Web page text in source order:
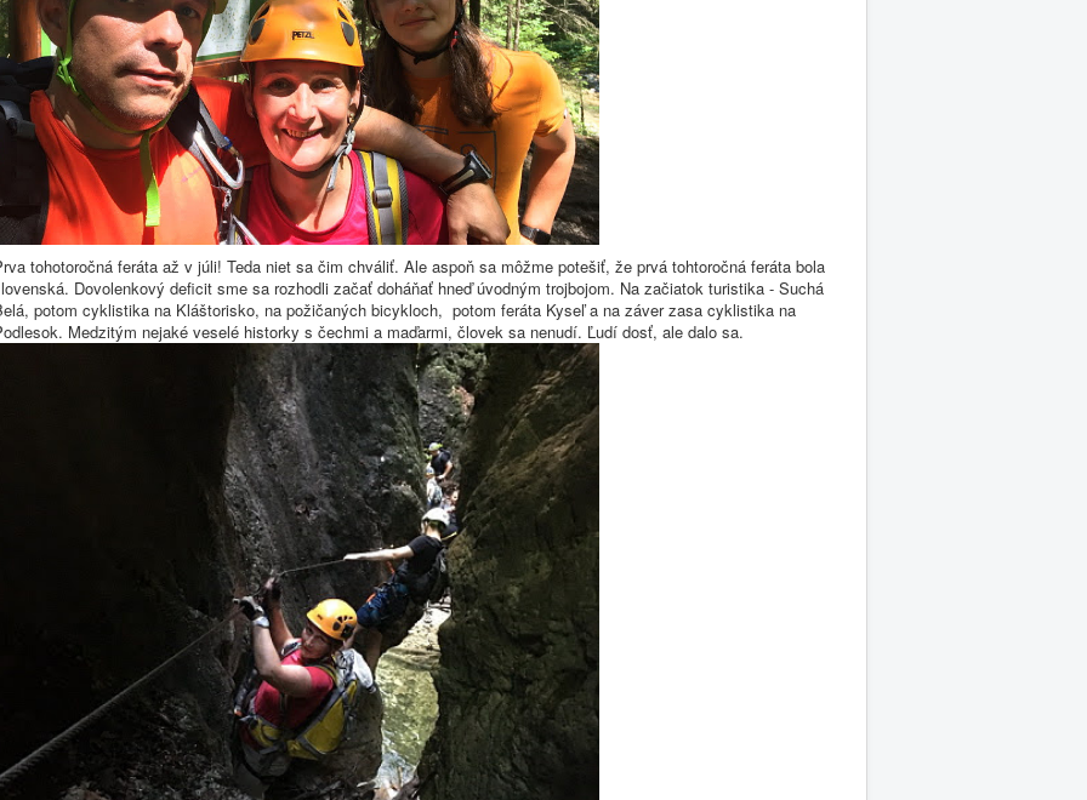
tohotoročná feráta až v júli! Teda niet sa čim chváliť. Ale aspoň sa môžme potešiť, že prvá tohtoročná feráta bola
Dovolenkový deficit sme sa rozhodli začať doháňať hneď úvodným trojbojom. Na začiatok turistika - Suchá
potom cyklistika na Kláštorisko, na požičaných bicykloch, potom feráta Kyseľ a na záver zasa cyklistika na
Medzitým nejaké veselé historky s čechmi a maďarmi, človek sa nenudí. Ľudí dosť, ale dalo sa.